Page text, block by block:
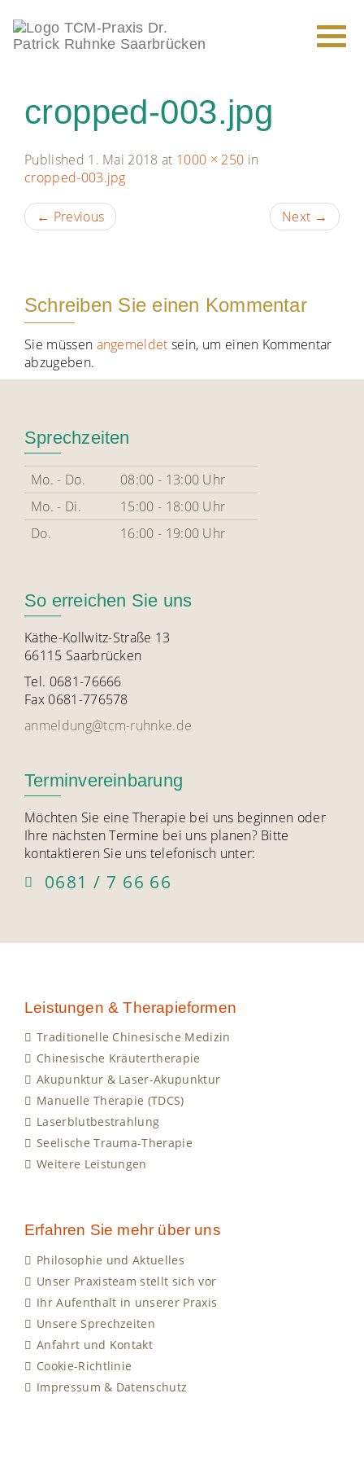
Toggle
cropped-003.jpg
Published 1. Mai 2018 at 1000 × 250 in
cropped-003.jpg
← Previous Next →
Schreiben Sie einen Kommentar
Sie müssen angemeldet sein, um einen Kommentar
abzugeben.
Sprechzeiten
Mo. - Do.
08:00 - 13:00 Uhr
Mo. - Di.
15:00 - 18:00 Uhr
Do.
16:00 - 19:00 Uhr
So erreichen Sie uns
Käthe-Kollwitz-Straße 13
66115 Saarbrücken
Tel. 0681-76666
Fax 0681-776578
anmeldung@tcm-ruhnke.de
Terminvereinbarung
Möchten Sie eine Therapie bei uns beginnen oder
Ihre nächsten Termine bei uns planen? Bitte
kontaktieren Sie uns telefonisch unter:
0681 / 7 66 66
Leistungen & Therapieformen
Traditionelle Chinesische Medizin
Chinesische Kräutertherapie
Akupunktur & Laser-Akupunktur
Manuelle Therapie (TDCS)
Laserblutbestrahlung
Seelische Trauma-Therapie
Weitere Leistungen
Erfahren Sie mehr über uns
Philosophie und Aktuelles
Unser Praxisteam stellt sich vor
Ihr Aufenthalt in unserer Praxis
Unsere Sprechzeiten
Anfahrt und Kontakt
Cookie-Richtlinie
Impressum & Datenschutz